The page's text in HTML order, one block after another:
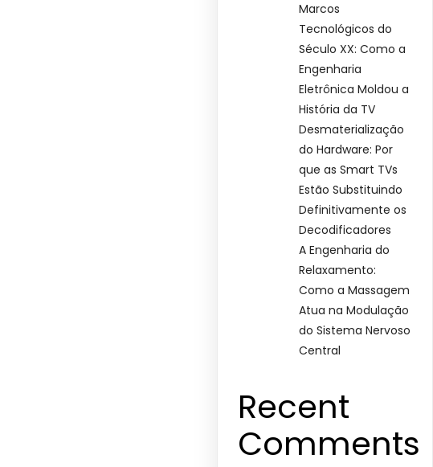
Marcos
Tecnológicos do
Século XX: Como a
Engenharia
Eletrônica Moldou a
História da TV
Desmaterialização
do Hardware: Por
que as Smart TVs
Estão Substituindo
Definitivamente os
Decodificadores
A Engenharia do
Relaxamento:
Como a Massagem
Atua na Modulação
do Sistema Nervoso
Central
Recent
Comments